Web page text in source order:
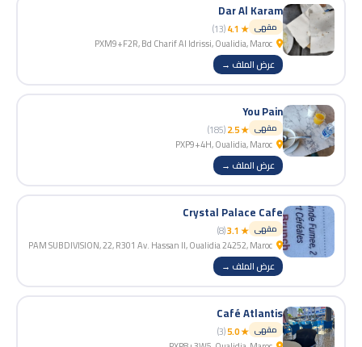
Dar Al Karam
مقهى ★ 4.1
(13)
عرض الملف →
You Pain
مقهى ★ 2.5
(185)
عرض الملف →
Crystal Palace Cafe
مقهى ★ 3.1
(8)
عرض الملف →
Café Atlantis
مقهى ★ 5.0
(3)